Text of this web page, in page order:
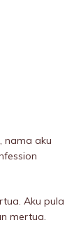
nama aku
Aku pula
mertua.